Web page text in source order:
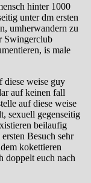
hinter 1000
unter dm ersten
umherwandern zu
Swingerclub
is male
diese weise guy
auf keinen fall
auf diese weise
sexuell gegenseitig
beilaufig
Besuch sehr
kokettieren
doppelt euch nach